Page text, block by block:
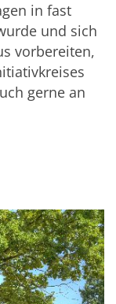
in fast
und sich
vorbereiten,
gerne an